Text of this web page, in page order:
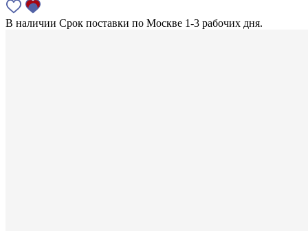
В наличии Срок поставки по Москве 1-3 рабочих дня.